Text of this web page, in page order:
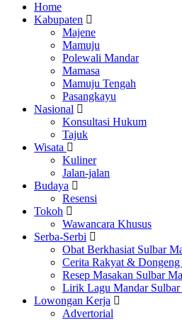
Home
Kabupaten
Majene
Mamuju
Polewali Mandar
Mamasa
Mamuju Tengah
Pasangkayu
Nasional
Konsultasi Hukum
Tajuk
Wisata
Kuliner
Jalan-jalan
Budaya
Resensi
Tokoh
Wawancara Khusus
Serba-Serbi
Obat Berkhasiat Sulbar
Cerita Rakyat &
Resep Masakan Sulbar
Lirik Lagu Mandar
Lowongan Kerja
Advertorial